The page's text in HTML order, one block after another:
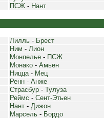
ПСЖ - Нант
Лилль - Брест
Ним - Лион
Монпелье - ПСЖ
Монако - Амьен
Ницца- Мец
Ренн - Анже
Страсбур - Тулуза
Реймс - Сент-Этьен
Нант - Дижон
Марсель - Бордо